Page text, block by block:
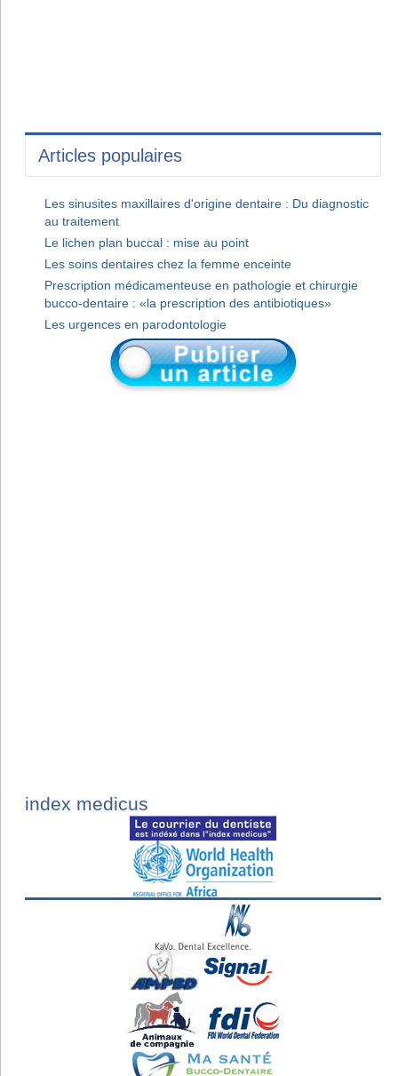
Articles populaires
Les sinusites maxillaires d'origine dentaire : Du diagnostic
au traitement
Le lichen plan buccal : mise au point
Les soins dentaires chez la femme enceinte
Prescription médicamenteuse en pathologie et chirurgie
bucco-dentaire : «la prescription des antibiotiques»
Les urgences en parodontologie
index medicus